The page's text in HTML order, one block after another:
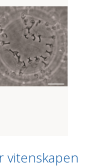
vitenskapen